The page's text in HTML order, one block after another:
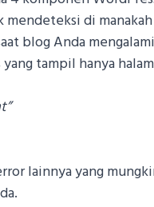
di
blog Anda
tampil hanya
lainnya yang